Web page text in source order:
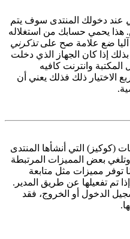
عند دخولك المنتدى سوف يتم
هذا يحمي حسابك من استغلاله
ضع علامة صح علىتذكرني
إذا كان الجهاز الذي دخلت
وانترنت كافيه
الاختيار ذلك فذلك يعني أن
(كوكيز) التي أنشأها المنتدى
بعض المميزات المرتبطة
توفر مميزات مثل متابعة
تم تفعيلها عن طريق المدير.
الدخول أو الخروج، فقد